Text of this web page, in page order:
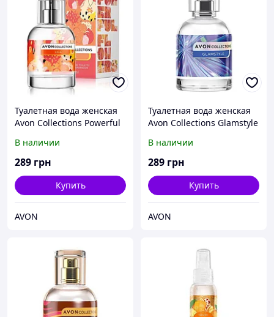
Туалетная вода женская
Avon Collections Powerful
В наличии
289 грн
Купить
AVON
Туалетная вода женская
Avon Collections Glamstyle
В наличии
289 грн
Купить
AVON